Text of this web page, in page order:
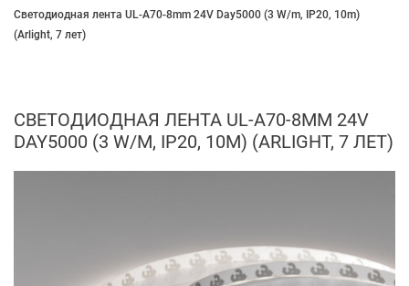
Светодиодная лента UL-A70-8mm 24V Day5000 (3 W/m, IP20, 10m)
(Arlight, 7 лет)
СВЕТОДИОДНАЯ ЛЕНТА UL-A70-8MM 24V
DAY5000 (3 W/M, IP20, 10M) (ARLIGHT, 7 ЛЕТ)